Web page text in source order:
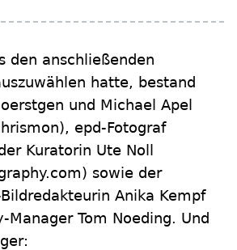
den anschließenden
hatte, bestand
und Michael Apel
epd-Fotograf
Kuratorin Ute Noll
sowie der
Anika Kempf
Manager Tom Noeding. Und